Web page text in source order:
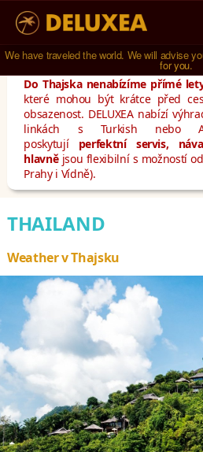
Navštívili jsme 791 hotelů ve
Do Thajska nenabízíme přímé
které mohou být krátce před
obsazenost. DELUXEA nabízí
linkách s Turkish nebo
poskytují perfektní servis,
hlavnějsou flexibilní s možností
Prahy i Vídně).
THAILAND
Weather v Thajsku